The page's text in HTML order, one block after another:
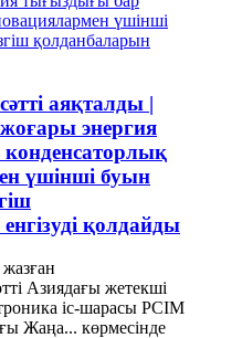
аяқталды |
энергия
үшінші буын
қолдайды
Азиядағы жетекші
іс-шарасы PCIM
Жаңа... көрмесінде